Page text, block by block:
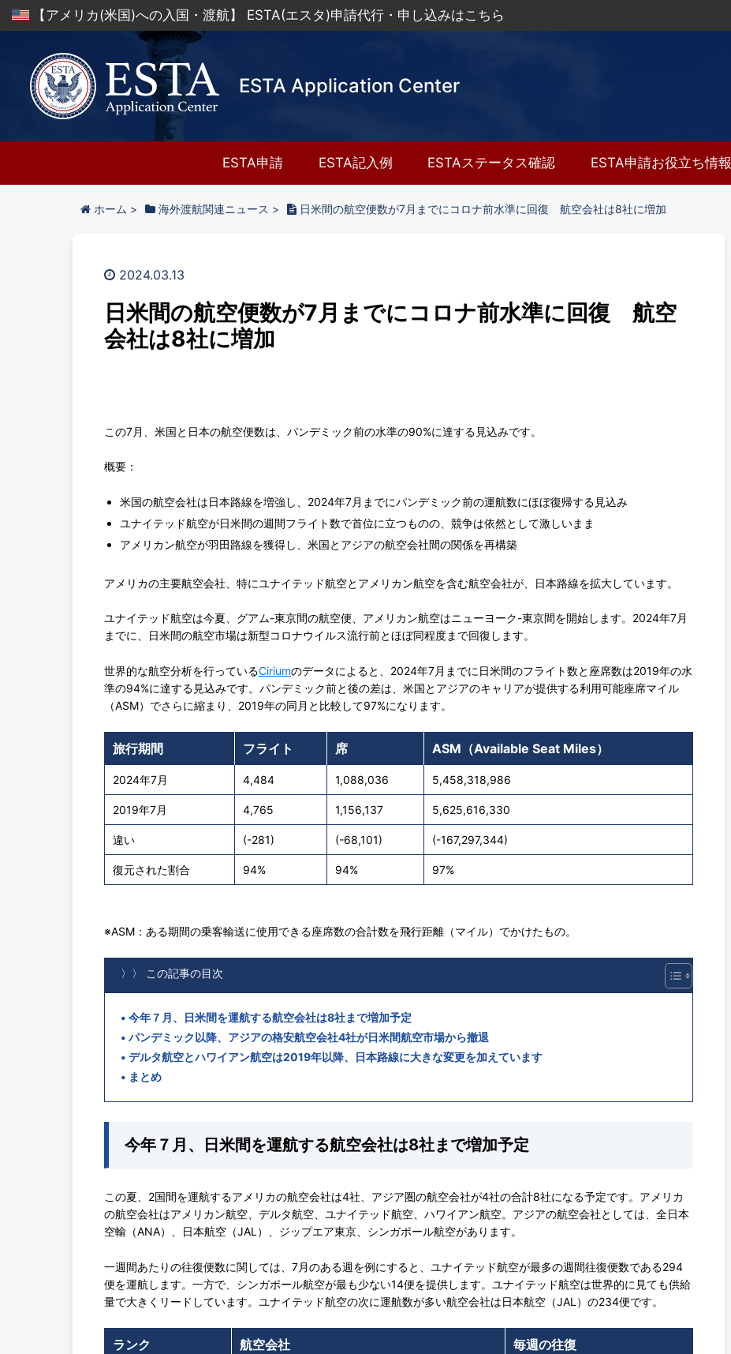
【アメリカ(米国)への入国・渡航】 ESTA(エスタ)申請代行・申し込みはこちら
ESTA Application Center
ESTA申請 ESTA記入例 ESTAステータス確認 ESTA申請お役立ち情報
ホーム > 海外渡航関連ニュース > 日米間の航空便数が7月までにコロナ前水準に回復 航空会社は8社に増加
2024.03.13
日米間の航空便数が7月までにコロナ前水準に回復 航空
会社は8社に増加
この7月、米国と日本の航空便数は、パンデミック前の水準の90%に達する見込みです。
概要：
米国の航空会社は日本路線を増強し、2024年7月までにパンデミック前の運航数にほぼ復帰する見込み
ユナイテッド航空が日米間の週間フライト数で首位に立つものの、競争は依然として激しいまま
アメリカン航空が羽田路線を獲得し、米国とアジアの航空会社間の関係を再構築
アメリカの主要航空会社、特にユナイテッド航空とアメリカン航空を含む航空会社が、日本路線を拡大しています。
ユナイテッド航空は今夏、グアム-東京間の航空便、アメリカン航空はニューヨーク-東京間を開始します。2024年7月
までに、日米間の航空市場は新型コロナウイルス流行前とほぼ同程度まで回復します。
世界的な航空分析を行っているCiriumのデータによると、2024年7月までに日米間のフライト数と座席数は2019年の水
準の94%に達する見込みです。パンデミック前と後の差は、米国とアジアのキャリアが提供する利用可能座席マイル
（ASM）でさらに縮まり、2019年の同月と比較して97%になります。
旅行期間 フライト 席 ASM（Available Seat Miles）
2024年7月 4,484 1,088,036 5,458,318,986
2019年7月 4,765 1,156,137 5,625,616,330
違い (-281) (-68,101) (-167,297,344)
復元された割合 94% 94% 97%
※ASM：ある期間の乗客輸送に使用できる座席数の合計数を飛行距離（マイル）でかけたもの。
〉〉 この記事の目次
今年７月、日米間を運航する航空会社は8社まで増加予定
パンデミック以降、アジアの格安航空会社4社が日米間航空市場から撤退
デルタ航空とハワイアン航空は2019年以降、日本路線に大きな変更を加えています
まとめ
今年７月、日米間を運航する航空会社は8社まで増加予定
この夏、2国間を運航するアメリカの航空会社は4社、アジア圏の航空会社が4社の合計8社になる予定です。アメリカ
の航空会社はアメリカン航空、デルタ航空、ユナイテッド航空、ハワイアン航空。アジアの航空会社としては、全日本
空輸（ANA）、日本航空（JAL）、ジップエア東京、シンガポール航空があります。
一週間あたりの往復便数に関しては、7月のある週を例にすると、ユナイテッド航空が最多の週間往復便数である294
便を運航します。一方で、シンガポール航空が最も少ない14便を提供します。ユナイテッド航空は世界的に見ても供給
量で大きくリードしています。ユナイテッド航空の次に運航数が多い航空会社は日本航空（JAL）の234便です。
ランク 航空会社 毎週の往復